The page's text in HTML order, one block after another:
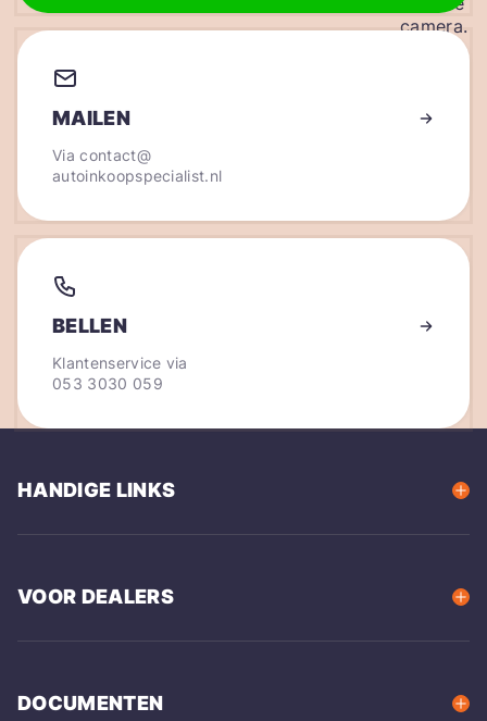
MAILEN
Viacontact@
autoinkoopspecialist.nl
BELLEN
Klantenservice via
053 3030 059
HANDIGE LINKS
VOOR DEALERS
DOCUMENTEN